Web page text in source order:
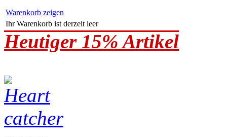
Warenkorb zeigen
Ihr Warenkorb ist derzeit leer
Heutiger 15% Artikel